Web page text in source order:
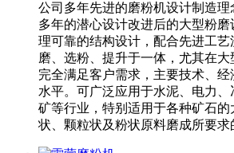
公司多年先进的磨粉机设计制造
多年的潜心设计改进后的大型粉
理可靠的结构设计，配合先进工
磨、选粉、提升于一体，尤其在
完全满足客户需求，主要技术、
水平。可广泛应用于水泥、电力
矿等行业，特别适用于各种矿石
状、颗粒状及粉状原料磨成所要求